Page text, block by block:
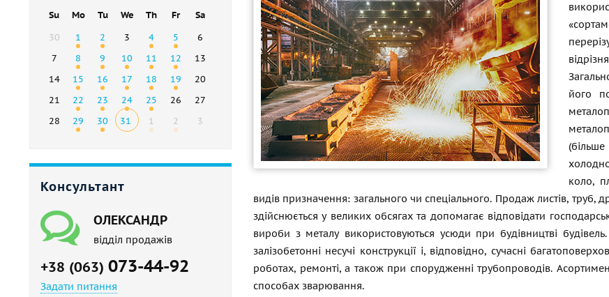
Su Mo Tu We Th Fr
Sa
30
1 2 3 4 5
6
7
8 9 10 11 12
13
14
15 16 17 18 19
20
21
22 23 24 25 26
27
28
29 30 31 1 2 3
Консультант
ОЛЕКСАНДР
відділ продажів
+38 (063) 073-44-92
Задати питання
його
коло,
видів призначення: загального чи спеціального. Продаж листів, труб,
здійснюється у великих обсягах та допомагає відповідати
вироби з металу використовуються усюди при будівництві
залізобетонні несучі конструкції і, відповідно, сучасні
роботах, ремонті, а також при спорудженні трубопроводів.
способах зварювання.